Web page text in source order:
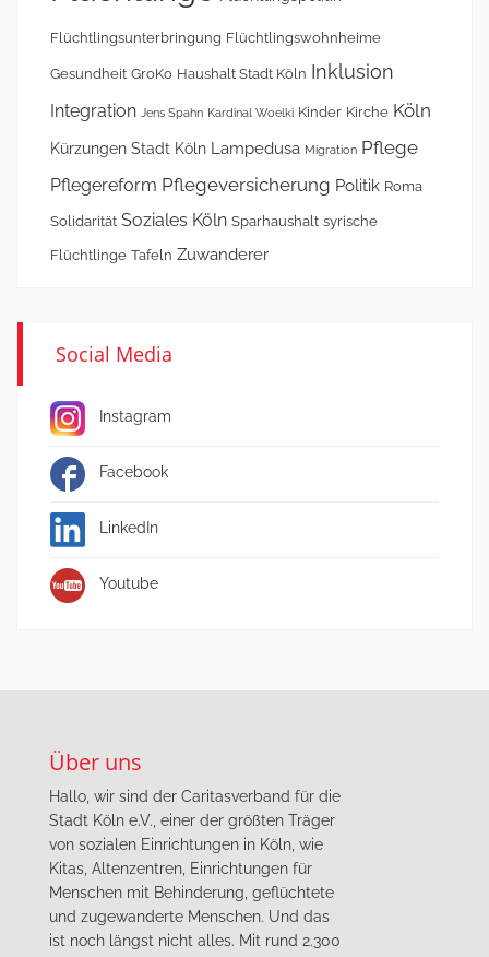
Flüchtlingsunterbringung Flüchtlingswohnheime
Gesundheit GroKo Haushalt Stadt Köln Inklusion
Integration Jens Spahn Kardinal Woelki Kinder Kirche Köln
Kürzungen Stadt Köln Lampedusa Migration Pflege
Pflegereform Pflegeversicherung Politik Roma
Solidarität Soziales Köln Sparhaushalt syrische
Flüchtlinge Tafeln Zuwanderer
Social Media
Instagram
Facebook
LinkedIn
Youtube
Über uns
Hallo, wir sind der Caritasverband für die
Stadt Köln e.V., einer der größten Träger
von sozialen Einrichtungen in Köln, wie
Kitas, Altenzentren, Einrichtungen für
Menschen mit Behinderung, geflüchtete
und zugewanderte Menschen. Und das
ist noch längst nicht alles. Mit rund 2.300